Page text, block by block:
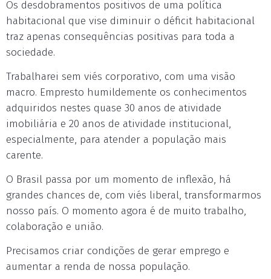
Os desdobramentos positivos de uma política
habitacional que vise diminuir o déficit habitacional
traz apenas consequências positivas para toda a
sociedade.
Trabalharei sem viés corporativo, com uma visão
macro. Empresto humildemente os conhecimentos
adquiridos nestes quase 30 anos de atividade
imobiliária e 20 anos de atividade institucional,
especialmente, para atender a população mais
carente.
O Brasil passa por um momento de inflexão, há
grandes chances de, com viés liberal, transformarmos
nosso país. O momento agora é de muito trabalho,
colaboração e união.
Precisamos criar condições de gerar emprego e
aumentar a renda de nossa população.